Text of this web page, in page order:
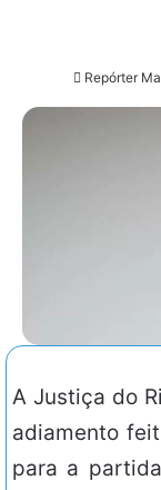
Repórter
A Justiça do
adiamento
para a